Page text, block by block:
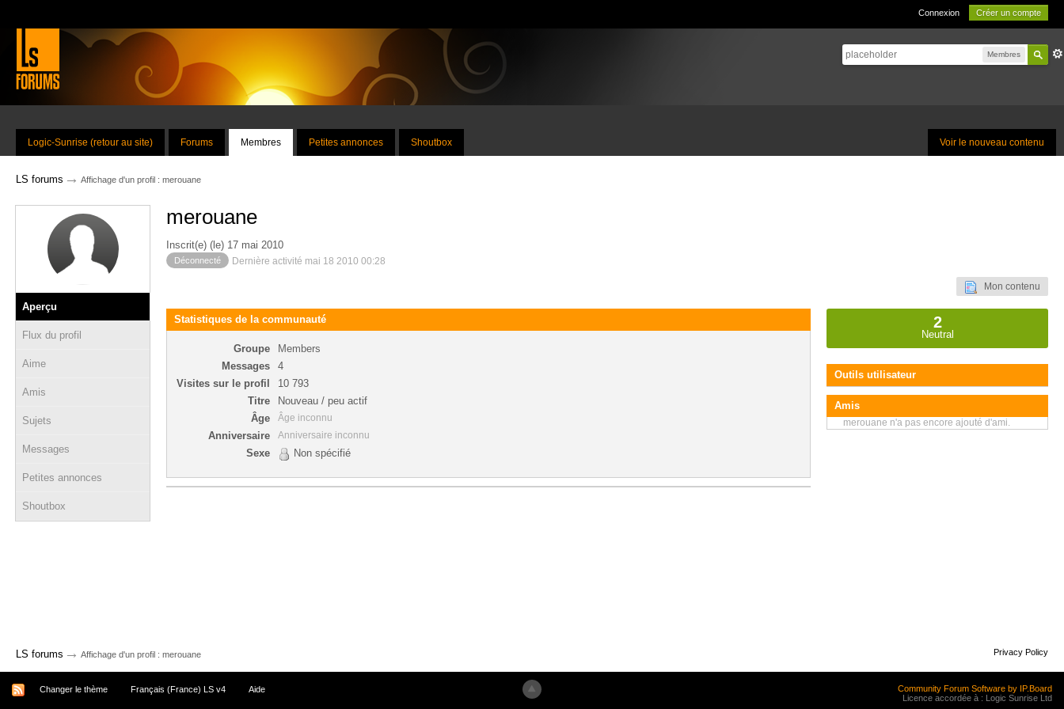
Connexion Créer un compte
Membres
Voir le nouveau contenu
Logic-Sunrise (retour au site) Forums Membres Petites annonces Shoutbox
LS forums → Affichage d'un profil : merouane
Aperçu
Flux du profil
Aime
Amis
Sujets
Messages
Petites annonces
Shoutbox
merouane
Inscrit(e) (le) 17 mai 2010
Déconnecté Dernière activité mai 18 2010 00:28
Mon contenu
Statistiques de la communauté
Groupe
Members
Messages
4
Visites sur le profil
10 793
Titre
Nouveau / peu actif
Âge
Âge inconnu
Anniversaire Anniversaire inconnu
Sexe Non spécifié
2
Neutral
Outils utilisateur
Amis
merouane n'a pas encore ajouté d'ami.
LS forums → Affichage d'un profil : merouane Privacy Policy
Changer le thème Français (France) LS v4 Aide
Community Forum Software by IP.Board
Licence accordée à : Logic Sunrise Ltd